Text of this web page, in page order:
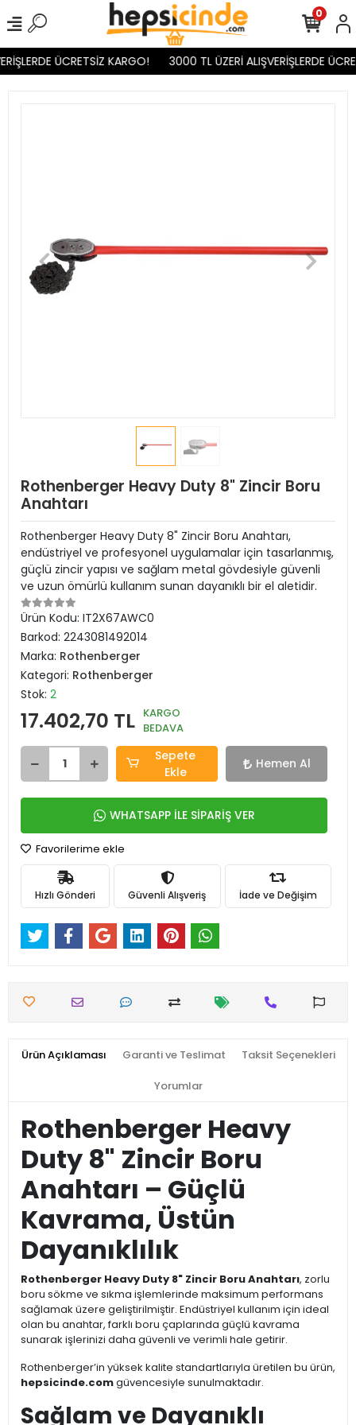
ÜCRETSİZ KARGO! 3000 TL ÜZERİ ALIŞVERİŞLERDE
0
Rothenberger Heavy Duty 8" Zincir Boru
Anahtarı
Rothenberger Heavy Duty 8" Zincir Boru Anahtarı,
endüstriyel ve profesyonel uygulamalar için tasarlanmış,
güçlü zincir yapısı ve sağlam metal gövdesiyle güvenli
ve uzun ömürlü kullanım sunan dayanıklı bir el aletidir.
Ürün Kodu: IT2X67AWC0
Barkod: 2243081492014
Marka: Rothenberger
Kategori: Rothenberger
Stok: 2
17.402,70 TL KARGO
BEDAVA
Sepete
Ekle
Hemen Al
WHATSAPP İLE SİPARİŞ VER
Favorilerime ekle
Hızlı Gönderi Güvenli Alışveriş İade ve Değişim
Ürün Açıklaması Garanti ve Teslimat Taksit Seçenekleri
Yorumlar
Rothenberger Heavy
Duty 8" Zincir Boru
Anahtarı – Güçlü
Kavrama, Üstün
Dayanıklılık
Rothenberger Heavy Duty 8" Zincir Boru Anahtarı, zorlu
boru sökme ve sıkma işlemlerinde maksimum performans
sağlamak üzere geliştirilmiştir. Endüstriyel kullanım için ideal
olan bu anahtar, farklı boru çaplarında güçlü kavrama
sunarak işlerinizi daha güvenli ve verimli hale getirir.
Rothenberger’in yüksek kalite standartlarıyla üretilen bu ürün,
hepsicinde.comgüvencesiyle sunulmaktadır.
Sağlam ve Dayanıklı